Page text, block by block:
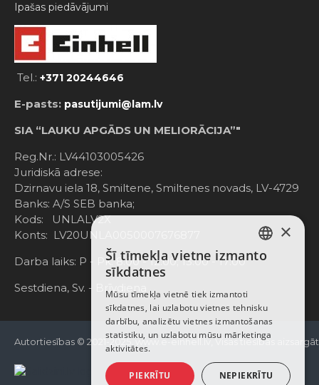
Ipašas piedāvājumi
Tel.: +371 20244646
E-pasts: pasutijumi@lam.lv
SIA “LAUKU APGĀDS UN MELIORĀCIJA”"
Reg.Nr.: LV44103005426
Juridiskā adrese:
Dzirnavu iela 18, Smiltene, Smiltenes novads, LV-4729
Banks: A/S SEB banka;
Kods: UNLALV2X
Konts: LV20UNLA0050007676877
Darba laiks: P - Pk. 8:00 - 12:00; 13:00 - 17:00
Sestdiena, Sv. - Brīvdiena
Autortiesības © 2021-2025, www.e-einhell.lv, Visas tiesības
LATVIAN
ENGLISH
×
Šī tīmekļa vietne izmanto
sīkdatnes
Mūsu tīmekļa vietnē tiek izmantoti
sīkdatnes, lai uzlabotu vietnes tehnisku
darbību, analizētu vietnes izmantošanas
statistiku, un uzlabotu mūsu mārketinga
aktivitātes.
PIEKRĪTU NEPIEKRĪTU